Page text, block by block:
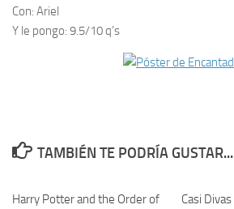
Con: Ariel
Y le pongo: 9.5/10 q’s
TAMBIÉN TE PODRÍA GUSTAR...
Harry Potter and the Order of
Casi Divas